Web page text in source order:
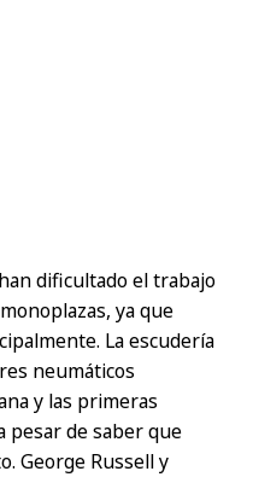
dificultado el trabajo
ya que
La escudería
neumáticos
y las primeras
pesar de saber que
George Russell y